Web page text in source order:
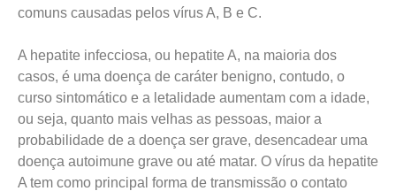
comuns causadas pelos vírus A, B e C.
A hepatite infecciosa, ou hepatite A, na maioria dos
casos, é uma doença de caráter benigno, contudo, o
curso sintomático e a letalidade aumentam com a idade,
ou seja, quanto mais velhas as pessoas, maior a
probabilidade de a doença ser grave, desencadear uma
doença autoimune grave ou até matar. O vírus da hepatite
A tem como principal forma de transmissão o contato